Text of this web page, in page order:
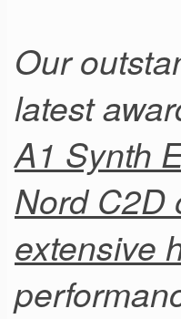
Our
latest
A1 Synth
Nord C2D
extensive